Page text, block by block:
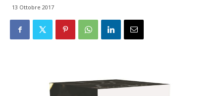
13 Ottobre 2017